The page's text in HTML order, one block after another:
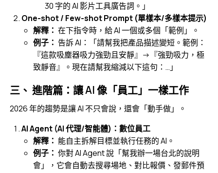
30 字的 AI 影片工具廣告詞。」
One-shot / Few-shot Prompt (單樣本/多樣本提示)
解釋： 在下指令時，給 AI 一個或多個「範例」。
例子： 告訴 AI：「請幫我把產品描述變短。範例：
『這款吸塵器吸力強勁且安靜』->『強勁吸力，極
致靜音』。現在請幫我縮減以下這句：…」
三、 進階篇：讓 AI 像「員工」一樣工作
2026 年的趨勢是讓 AI 不只會說，還會「動手做」。
AI Agent (AI 代理/智能體)：數位員工
解釋： 能自主拆解目標並執行任務的 AI。
例子： 你對 AI Agent 說「幫我辦一場台北的說明
會」，它會自動去搜尋場地、對比報價、發郵件預